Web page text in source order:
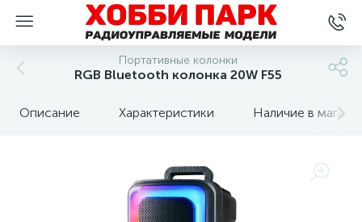
Портативные колонки
RGB Bluetooth колонка 20W F55
Описание Характеристики Наличие в